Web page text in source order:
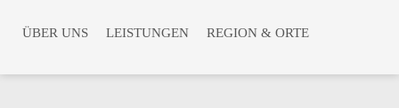
ÜBER UNS LEISTUNGEN REGION & ORTE